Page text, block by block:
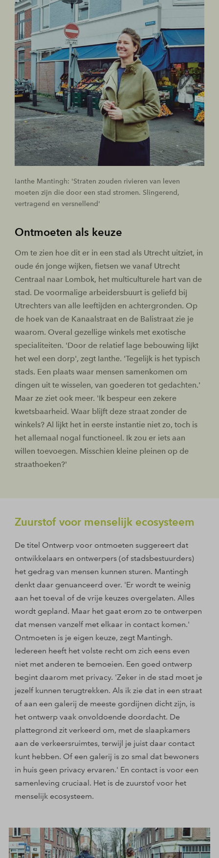
Ianthe Mantingh: 'Straten zouden rivieren van leven
moeten zijn die door een stad stromen. Slingerend,
vertragend en versnellend'
Ontmoeten als keuze
Om te zien hoe dit er in een stad als Utrecht uitziet, in
oude én jonge wijken, fietsen we vanaf Utrecht
Centraal naar Lombok, het multiculturele hart van de
stad. De voormalige arbeidersbuurt is geliefd bij
Utrechters van alle leeftijden en achtergronden. Op
de hoek van de Kanaalstraat en de Balistraat zie je
waarom. Overal gezellige winkels met exotische
specialiteiten. 'Door de relatief lage bebouwing lijkt
het wel een dorp', zegt Ianthe. 'Tegelijk is het typisch
stads. Een plaats waar mensen samenkomen om
dingen uit te wisselen, van goederen tot gedachten.'
Maar ze ziet ook meer. 'Ik bespeur een zekere
kwetsbaarheid. Waar blijft deze straat zonder de
winkels? Al lijkt het in eerste instantie niet zo, toch is
het allemaal nogal functioneel. Ik zou er iets aan
willen toevoegen. Misschien kleine pleinen op de
straathoeken?'
Zuurstof voor menselijk ecosysteem
De titel Ontwerp voor ontmoeten suggereert dat
ontwikkelaars en ontwerpers (of stadsbestuurders)
het gedrag van mensen kunnen sturen. Mantingh
denkt daar genuanceerd over. 'Er wordt te weinig
aan het toeval of de vrije keuzes overgelaten. Alles
wordt gepland. Maar het gaat erom zo te ontwerpen
dat mensen vanzelf met elkaar in contact komen.'
Ontmoeten is je eigen keuze, zegt Mantingh.
Iedereen heeft het volste recht om zich eens even
niet met anderen te bemoeien. Een goed ontwerp
begint daarom met privacy. 'Zeker in de stad moet je
jezelf kunnen terugtrekken. Als ik zie dat in een straat
of aan een galerij de meeste gordijnen dicht zijn, is
het ontwerp vaak onvoldoende doordacht. De
plattegrond zit verkeerd om, met de slaapkamers
aan de verkeersruimtes, terwijl je juist daar contact
kunt hebben. Of een galerij is zo smal dat bewoners
in huis geen privacy ervaren.' En contact is voor een
samenleving cruciaal. Het is de zuurstof voor het
menselijk ecosysteem.